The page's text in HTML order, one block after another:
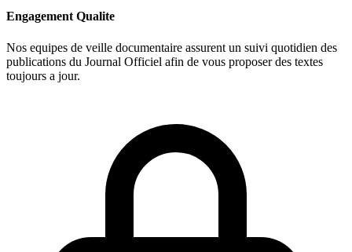
Engagement Qualite
Nos equipes de veille documentaire assurent un suivi quotidien des
publications du Journal Officiel afin de vous proposer des textes
toujours a jour.